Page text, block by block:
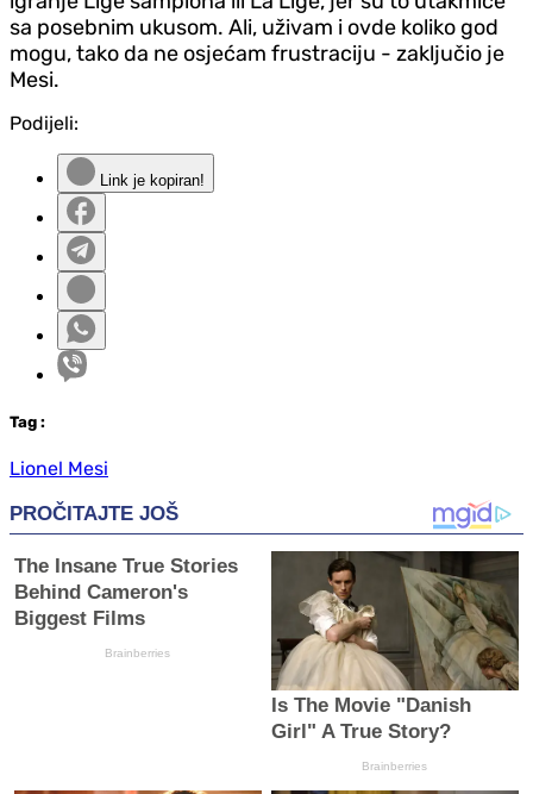
sa posebnim ukusom. Ali, uživam i ovde koliko god
mogu, tako da ne osjećam frustraciju - zaključio je
Mesi.
Podijeli:
Link je kopiran!
Tag :
Lionel Mesi